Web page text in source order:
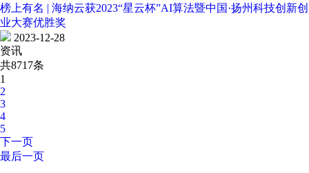
榜上有名 | 海纳云获2023“星云杯”AI算法暨中国·扬州科技创新创
业大赛优胜奖
2023-12-28
资讯
共8717条
1
2
3
4
5
下一页
最后一页